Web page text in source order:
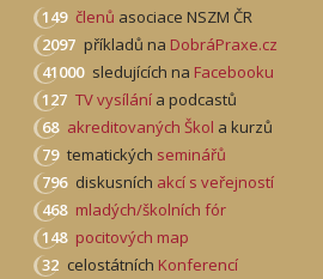
149 členů asociace NSZM ČR
2097 příkladů na DobráPraxe.cz
41000 sledujících na Facebooku
127 TV vysílání a podcastů
68 akreditovaných Škol a kurzů
79 tematických seminářů
796 diskusních akcí s veřejností
468 mladých/školních fór
148 pocitových map
32 celostátních Konferencí